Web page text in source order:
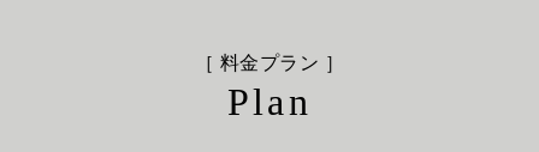
［ 料金プラン ］
Plan